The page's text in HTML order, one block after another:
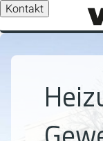
Kontakt